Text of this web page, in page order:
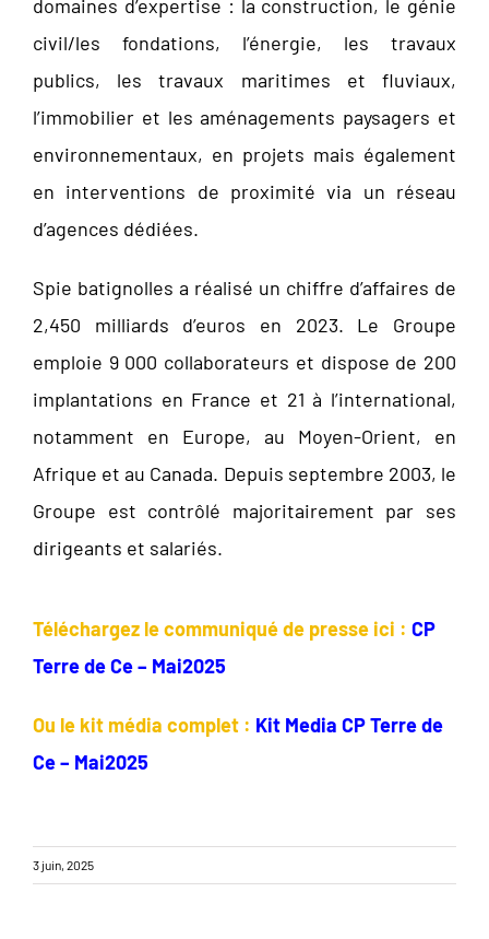
domaines d’expertise : la construction, le génie
civil/les fondations, l’énergie, les travaux
publics, les travaux maritimes et fluviaux,
l’immobilier et les aménagements paysagers et
environnementaux, en projets mais également
en interventions de proximité via un réseau
d’agences dédiées.
Spie batignolles a réalisé un chiffre d’affaires de
2,450 milliards d’euros en 2023. Le Groupe
emploie 9 000 collaborateurs et dispose de 200
implantations en France et 21 à l’international,
notamment en Europe, au Moyen-Orient, en
Afrique et au Canada. Depuis septembre 2003, le
Groupe est contrôlé majoritairement par ses
dirigeants et salariés.
Téléchargez le communiqué de presse ici : CP
Terre de Ce – Mai2025
Ou le kit média complet : Kit Media CP Terre de
Ce – Mai2025
3 juin, 2025